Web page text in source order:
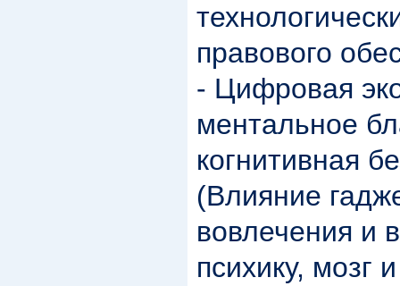
правового
- Цифровая
ментальное
когнитивная
(Влияние
вовлечения и
психику, мозг